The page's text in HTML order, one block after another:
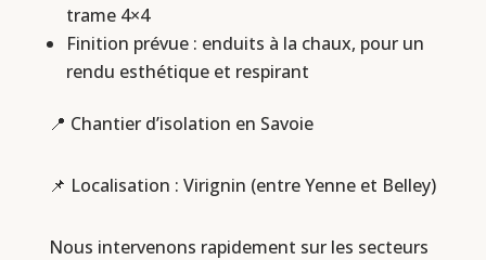
trame 4×4
Finition prévue : enduits à la chaux, pour un
rendu esthétique et respirant
📍 Chantier d’isolation en Savoie
📌 Localisation : Virignin (entre Yenne et Belley)
Nous intervenons rapidement sur les secteurs